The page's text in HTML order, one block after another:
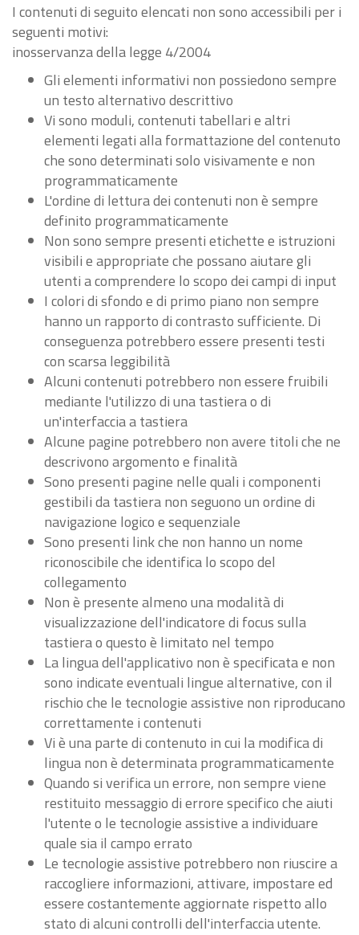
I contenuti di seguito elencati non sono accessibili per i
seguenti motivi:
inosservanza della legge 4/2004
Gli elementi informativi non possiedono sempre
un testo alternativo descrittivo
Vi sono moduli, contenuti tabellari e altri
elementi legati alla formattazione del contenuto
che sono determinati solo visivamente e non
programmaticamente
L'ordine di lettura dei contenuti non è sempre
definito programmaticamente
Non sono sempre presenti etichette e istruzioni
visibili e appropriate che possano aiutare gli
utenti a comprendere lo scopo dei campi di input
I colori di sfondo e di primo piano non sempre
hanno un rapporto di contrasto sufficiente. Di
conseguenza potrebbero essere presenti testi
con scarsa leggibilità
Alcuni contenuti potrebbero non essere fruibili
mediante l'utilizzo di una tastiera o di
un'interfaccia a tastiera
Alcune pagine potrebbero non avere titoli che ne
descrivono argomento e finalità
Sono presenti pagine nelle quali i componenti
gestibili da tastiera non seguono un ordine di
navigazione logico e sequenziale
Sono presenti link che non hanno un nome
riconoscibile che identifica lo scopo del
collegamento
Non è presente almeno una modalità di
visualizzazione dell'indicatore di focus sulla
tastiera o questo è limitato nel tempo
La lingua dell'applicativo non è specificata e non
sono indicate eventuali lingue alternative, con il
rischio che le tecnologie assistive non riproducano
correttamente i contenuti
Vi è una parte di contenuto in cui la modifica di
lingua non è determinata programmaticamente
Quando si verifica un errore, non sempre viene
restituito messaggio di errore specifico che aiuti
l'utente o le tecnologie assistive a individuare
quale sia il campo errato
Le tecnologie assistive potrebbero non riuscire a
raccogliere informazioni, attivare, impostare ed
essere costantemente aggiornate rispetto allo
stato di alcuni controlli dell'interfaccia utente.